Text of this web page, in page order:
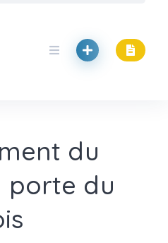
du
porte du